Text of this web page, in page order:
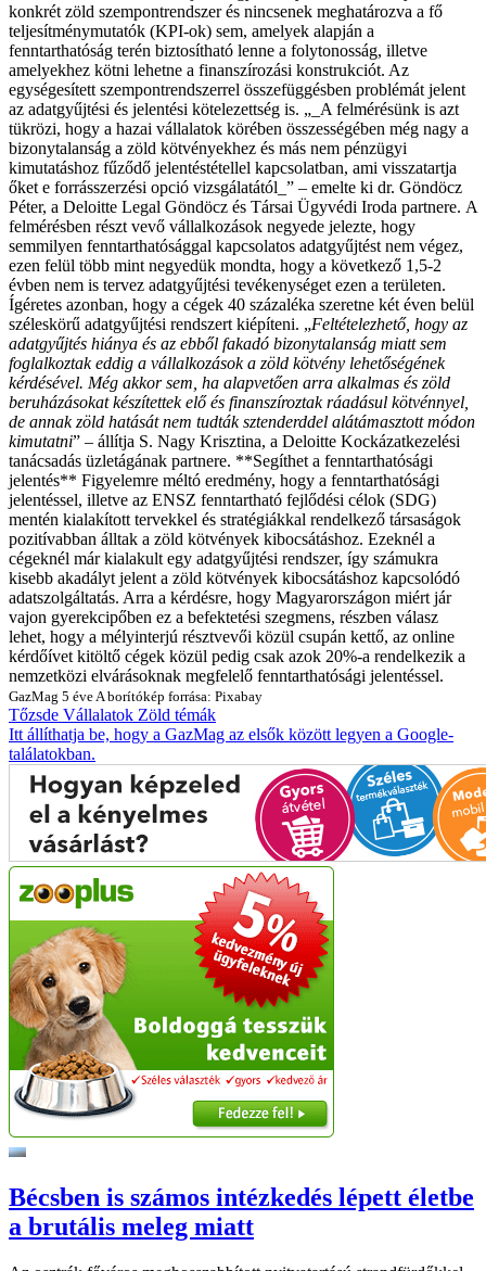
konkrét zöld szempontrendszer és nincsenek meghatározva a fő
teljesítménymutatók (KPI-ok) sem, amelyek alapján a
fenntarthatóság terén biztosítható lenne a folytonosság, illetve
amelyekhez kötni lehetne a finanszírozási konstrukciót. Az
egységesített szempontrendszerrel összefüggésben problémát jelent
az adatgyűjtési és jelentési kötelezettség is. „_A felmérésünk is azt
tükrözi, hogy a hazai vállalatok körében összességében még nagy a
bizonytalanság a zöld kötvényekhez és más nem pénzügyi
kimutatáshoz fűződő jelentéstétellel kapcsolatban, ami visszatartja
őket e forrásszerzési opció vizsgálatától_” – emelte ki dr. Göndöcz
Péter, a Deloitte Legal Göndöcz és Társai Ügyvédi Iroda partnere. A
felmérésben részt vevő vállalkozások negyede jelezte, hogy
semmilyen fenntarthatósággal kapcsolatos adatgyűjtést nem végez,
ezen felül több mint negyedük mondta, hogy a következő 1,5-2
évben nem is tervez adatgyűjtési tevékenységet ezen a területen.
Ígéretes azonban, hogy a cégek 40 százaléka szeretne két éven belül
széleskörű adatgyűjtési rendszert kiépíteni. „Feltételezhető, hogy az
adatgyűjtés hiánya és az ebből fakadó bizonytalanság miatt sem
foglalkoztak eddig a vállalkozások a zöld kötvény lehetőségének
kérdésével. Még akkor sem, ha alapvetően arra alkalmas és zöld
beruházásokat készítettek elő és finanszíroztak ráadásul kötvénnyel,
de annak zöld hatását nem tudták sztenderddel alátámasztott módon
kimutatni” – állítja S. Nagy Krisztina, a Deloitte Kockázatkezelési
tanácsadás üzletágának partnere. **Segíthet a fenntarthatósági
jelentés** Figyelemre méltó eredmény, hogy a fenntarthatósági
jelentéssel, illetve az ENSZ fenntartható fejlődési célok (SDG)
mentén kialakított tervekkel és stratégiákkal rendelkező társaságok
pozitívabban álltak a zöld kötvények kibocsátáshoz. Ezeknél a
cégeknél már kialakult egy adatgyűjtési rendszer, így számukra
kisebb akadályt jelent a zöld kötvények kibocsátáshoz kapcsolódó
adatszolgáltatás. Arra a kérdésre, hogy Magyarországon miért jár
vajon gyerekcipőben ez a befektetési szegmens, részben válasz
lehet, hogy a mélyinterjú résztvevői közül csupán kettő, az online
kérdőívet kitöltő cégek közül pedig csak azok 20%-a rendelkezik a
nemzetközi elvárásoknak megfelelő fenntarthatósági jelentéssel.
GazMag 5 éve A borítókép forrása: Pixabay
Tőzsde Vállalatok Zöld témák
Itt állíthatja be, hogy a GazMag az elsők között legyen a Google-
találatokban.
Bécsben is számos intézkedés lépett életbe
a brutális meleg miatt